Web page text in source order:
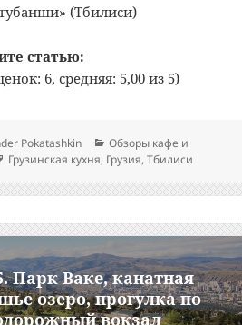
(Тбилиси)
статью:
6, средняя: 5,00 из 5)
Pokatashkin Рубрики
Обзоры кафе и
Метки
Грузинская кухня, Грузия,Тбилиси
Парк Ваке, канатная
озеро, прогулка по
вокзал